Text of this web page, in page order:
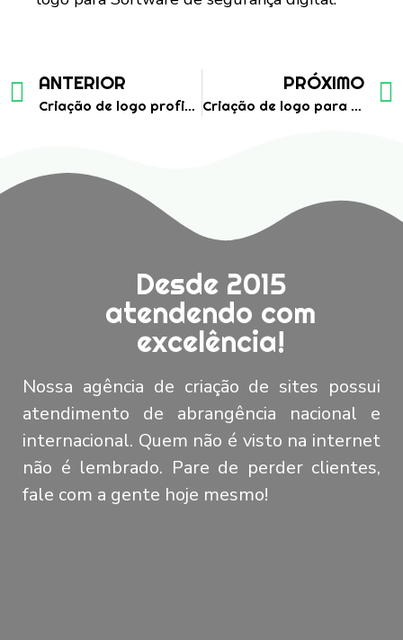
ANTERIOR
Criação de logo profissional para empresa de engenharia e construção
PRÓXIMO
Criação de logo para empresa de manutenção em equipamentos odontologicos e medicos
Desde 2015
atendendo com
excelência!
Nossa agência de criação de sites possui
atendimento de abrangência nacional e
internacional. Quem não é visto na internet
não é lembrado. Pare de perder clientes,
fale com a gente hoje mesmo!